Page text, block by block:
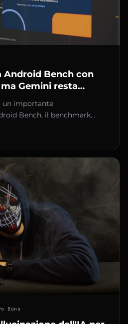
Android Bench con
Gemini resta
sviluppo app
un importante
Bench, il benchmark
Bono